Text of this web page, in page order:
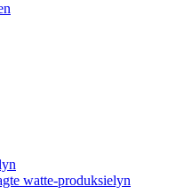
watte-produksielyn